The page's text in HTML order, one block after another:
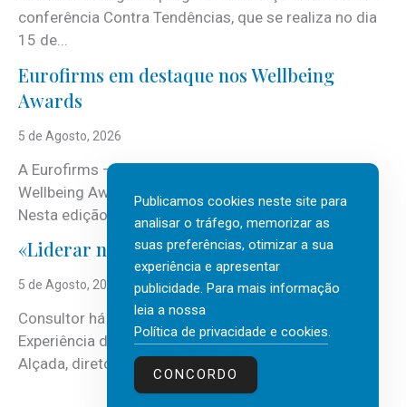
conferência Contra Tendências, que se realiza no dia
15 de...
Eurofirms em destaque nos Wellbeing
Awards
5 de Agosto, 2026
A Eurofirms – People first está de regresso aos
Wellbeing Awards, integrando o Top Wellbeing 2026.
Nesta edição, a multinacional...
«Liderar não é um talento místico.»
5 de Agosto, 2026
Consultor há mais de três décadas nas áreas de
Experiência do Cliente, Vendas e Liderança, Manuel
Alçada, diretor executivo da...
Publicamos cookies neste site para
analisar o tráfego, memorizar as
suas preferências, otimizar a sua
experiência e apresentar
publicidade. Para mais informação
leia a nossa
Política de privacidade e cookies.
CONCORDO